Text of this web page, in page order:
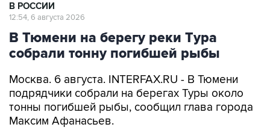
В РОССИИ
12:54, 6 августа 2026
В Тюмени на берегу реки Тура
собрали тонну погибшей рыбы
Москва. 6 августа. INTERFAX.RU - В Тюмени
подрядчики собрали на берегах Туры около
тонны погибшей рыбы, сообщил глава города
Максим Афанасьев.